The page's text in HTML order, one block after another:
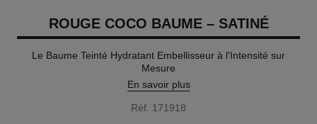
ROUGE COCO BAUME – SATINÉ
Le Baume Teinté Hydratant Embellisseur à l'Intensité sur
Mesure
En savoir plus
Réf. 171918